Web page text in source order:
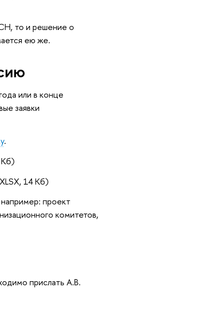
то и решение о
ею же.
или в конце
заявки
.
14 Кб)
проект
комитетов,
прислать А.В.